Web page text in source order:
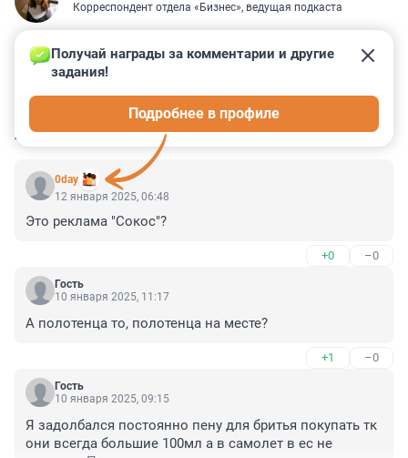
Корреспондент отдела «Бизнес», ведущая подкаста
КОММЕНТАРИИ 117
0day
Получай награды за комментарии и другие
задания!
Подробнее в профиле
12 января 2025, 06:48
Это реклама "Сокос"?
+0 –0
Гость
10 января 2025, 11:17
А полотенца то, полотенца на месте?
+1 –0
Гость
10 января 2025, 09:15
Я задолбался постоянно пену для бритья покупать тк
они всегда большие 100мл а в самолет в ес не